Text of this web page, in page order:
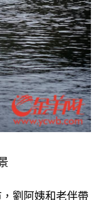
劉阿姨和老伴帶